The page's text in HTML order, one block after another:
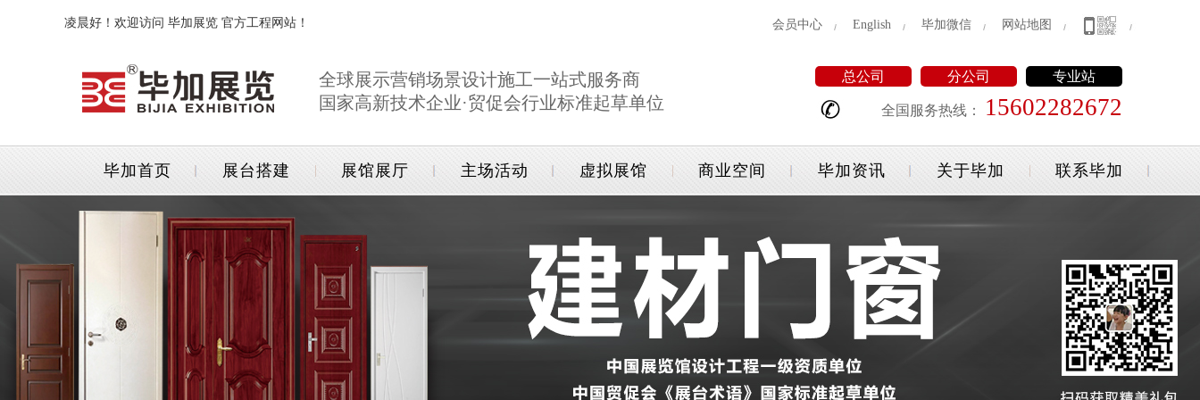
凌晨好！欢迎访问 毕加展览 官方工程网站！ 会员中心 English 毕加微信 网站地图
全球展示营销场景设计施工一站式服务商
国家高新技术企业·贸促会行业标准起草单位
专业站
分公司
总公司
全国服务热线： 15602282672
毕加首页 展台搭建 展馆展厅 主场活动 虚拟展馆 商业空间 毕加资讯 关于毕加 联系毕加